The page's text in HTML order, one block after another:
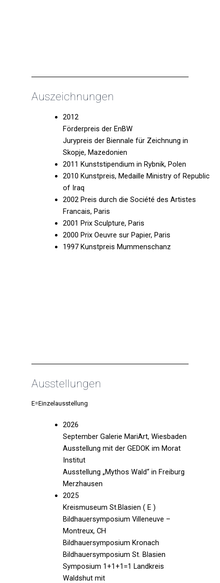
Auszeichnungen
2012
Förderpreis der EnBW
Jurypreis der Biennale für Zeichnung in
Skopje, Mazedonien
2011 Kunststipendium in Rybnik, Polen
2010 Kunstpreis, Medaille Ministry of Republic
of Iraq
2002 Preis durch die Société des Artistes
Francais, Paris
2001 Prix Sculpture, Paris
2000 Prix Oeuvre sur Papier, Paris
1997 Kunstpreis Mummenschanz
Ausstellungen
E=Einzelausstellung
2026
September Galerie MariArt, Wiesbaden
Ausstellung mit der GEDOK im Morat
Institut
Ausstellung „Mythos Wald“ in Freiburg
Merzhausen
2025
Kreismuseum St.Blasien ( E )
Bildhauersymposium Villeneuve –
Montreux, CH
Bildhauersymposium Kronach
Bildhauersymposium St. Blasien
Symposium 1+1+1=1 Landkreis
Waldshut mit